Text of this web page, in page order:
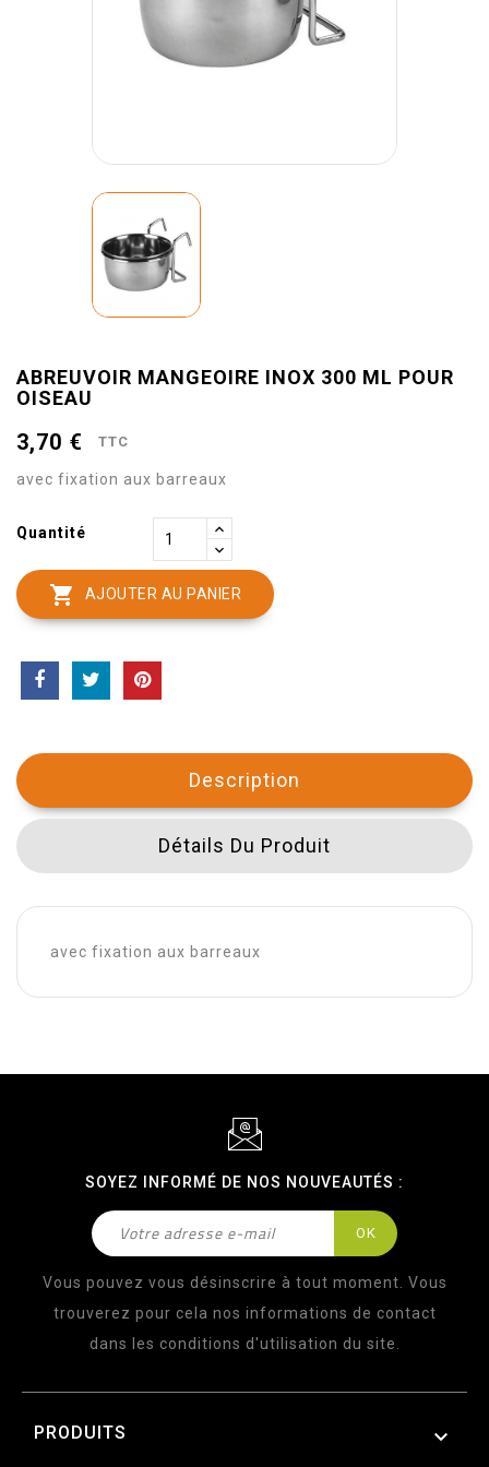
ABREUVOIR MANGEOIRE INOX 300 ML POUR
OISEAU
3,70 € TTC
avec fixation aux barreaux
Quantité
 AJOUTER AU PANIER
Description
Détails Du Produit
avec fixation aux barreaux
SOYEZ INFORMÉ DE NOS NOUVEAUTÉS :
Vous pouvez vous désinscrire à tout moment. Vous
trouverez pour cela nos informations de contact
dans les conditions d'utilisation du site.
PRODUITS 